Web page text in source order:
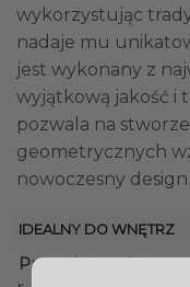
wykorzystując
nadaje mu
jest wykonany z
wyjątkową jakość i
pozwala na
geometrycznych
nowoczesny
IDEALNY DO WNĘTRZ
Prostokątny dywan